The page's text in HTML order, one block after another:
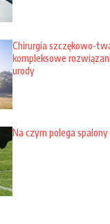
Chirurgia szczękowo-
kompleksowe
urody
Na czym polega spalony